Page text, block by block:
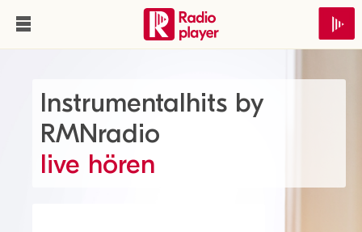
Instrumentalhits by
RMNradio
live hören